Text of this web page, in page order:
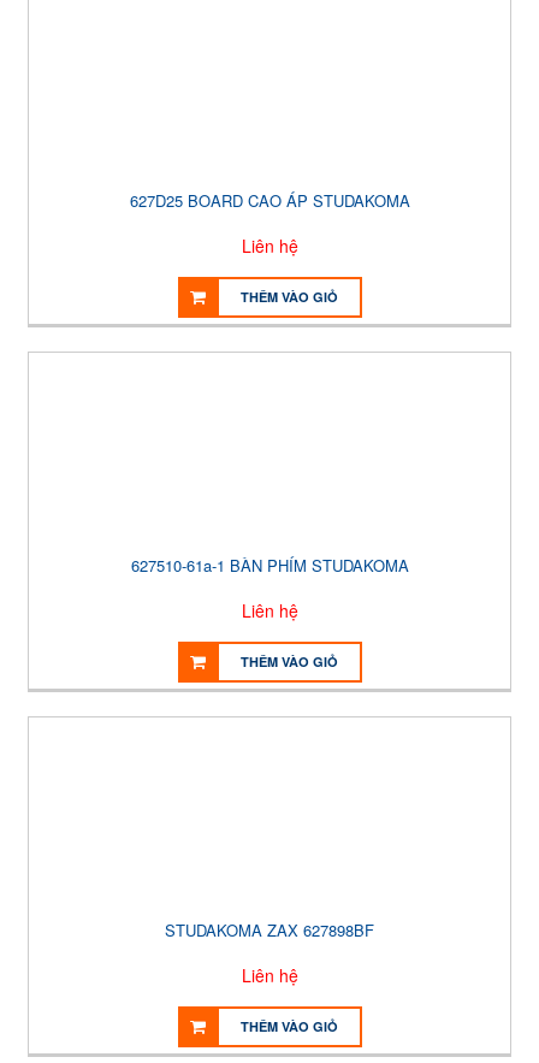
627D25 BOARD CAO ÁP STUDAKOMA
Liên hệ
THÊM VÀO GIỎ
627510-61a-1 BÀN PHÍM STUDAKOMA
Liên hệ
THÊM VÀO GIỎ
STUDAKOMA ZAX 627898BF
Liên hệ
THÊM VÀO GIỎ